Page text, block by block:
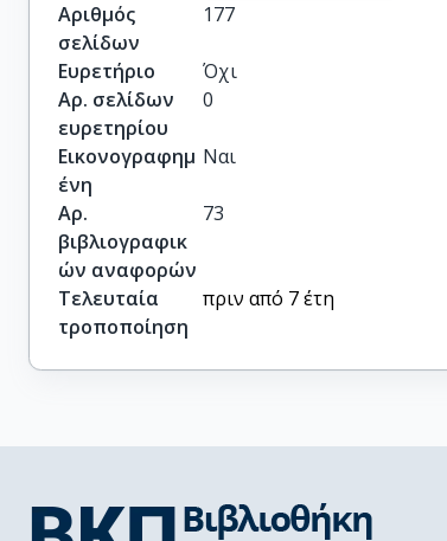
Αριθμός
σελίδων
177
Ευρετήριο
Όχι
Αρ. σελίδων
ευρετηρίου
0
Εικονογραφημ
ένη
Ναι
Αρ.
βιβλιογραφικ
ών αναφορών
73
Τελευταία
τροποποίηση
πριν από 7 έτη